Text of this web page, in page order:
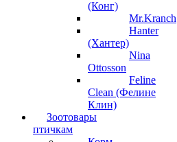
(Конг)
Mr.Kranch
Hanter
(Хантер)
Nina
Ottosson
Feline
Clean (Фелине
Клин)
Зоотовары
птичкам